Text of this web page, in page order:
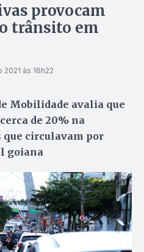
provocam
trânsito em
2021 às 16h22
Mobilidade avalia que
de 20% na
que circulavam por
goiana